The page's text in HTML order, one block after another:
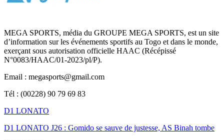
MEGA SPORTS, média du GROUPE MEGA SPORTS, est un site
d’information sur les événements sportifs au Togo et dans le monde,
exerçant sous autorisation officielle HAAC (Récépissé
N°0083/HAAC/01-2023/pl/P).
Email : megasports@gmail.com
Tél : (00228) 90 79 69 83
D1 LONATO
D1 LONATO J26 : Gomido se sauve de justesse, AS Binah tombe